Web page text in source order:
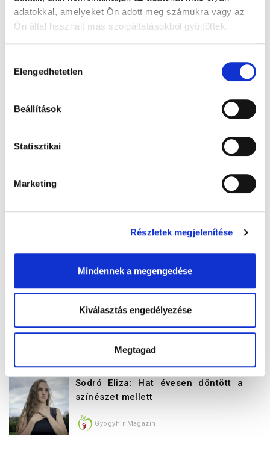
adatokkal, amelyeket Ön adott meg számukra vagy az
Ön által használt más szolgáltatásokból gyűjtöttek.
kiválasztása
Elengedhetetlen
Beállítások
Statisztikai
Marketing
Részletek megjelenítése
Mindennek a megengedése
Kiválasztás engedélyezése
Megtagad
Vincze Kinga
Fotó:Eöri Szabó Zsolt(Udvaros Dorottyával a
SZÍNMŰVÉSZ
Cikkajánló
Brasch Bence: Felelősségem
Gyógyhír Magazin
Sodró Eliza: Hat évesen döntött a
színészet mellett
Gyógyhír Magazin